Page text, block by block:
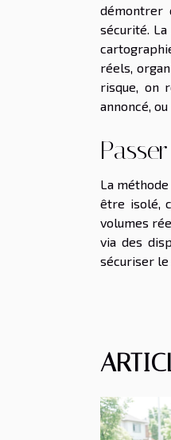
démontrer
sécurité.
réels,
risque, on
annoncé,
La
être isolé,
volumes
via des
sécuriser le